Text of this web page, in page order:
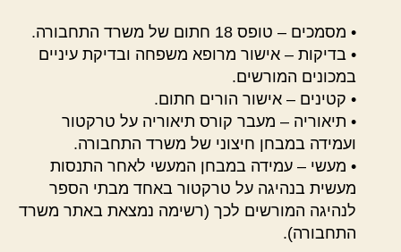
• מסמכים – טופס 18 חתום של משרד התחבורה.
• בדיקות – אישור מרופא משפחה ובדיקת עיניים
במכונים המורשים.
• קטינים – אישור הורים חתום.
• תיאוריה – מעבר קורס תיאוריה על טרקטור
ועמידה במבחן חיצוני של משרד התחבורה.
• מעשי – עמידה במבחן המעשי לאחר התנסות
מעשית בנהיגה על טרקטור באחד מבתי הספר
לנהיגה המורשים לכך (רשימה נמצאת באתר משרד
התחבורה).